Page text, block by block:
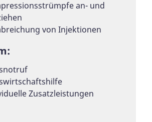
an- und
von Injektionen
Zusatzleistungen